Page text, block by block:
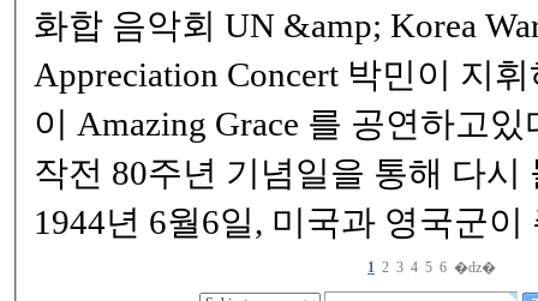
화합 음악회 UN &amp; Korea War Veterans
Appreciation Concert 박민이 지휘하는 애틀랜타 필 ~
이 Amazing Grace 를 공연하고있다 . 노르망디 상륙
작전 80주년 기념일을 통해 다시
1944년 6월6일, 미국과 영국군
1 2 3 4 5 6 �ǳ�